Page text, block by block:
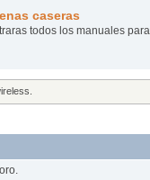
caseras
todos los manuales